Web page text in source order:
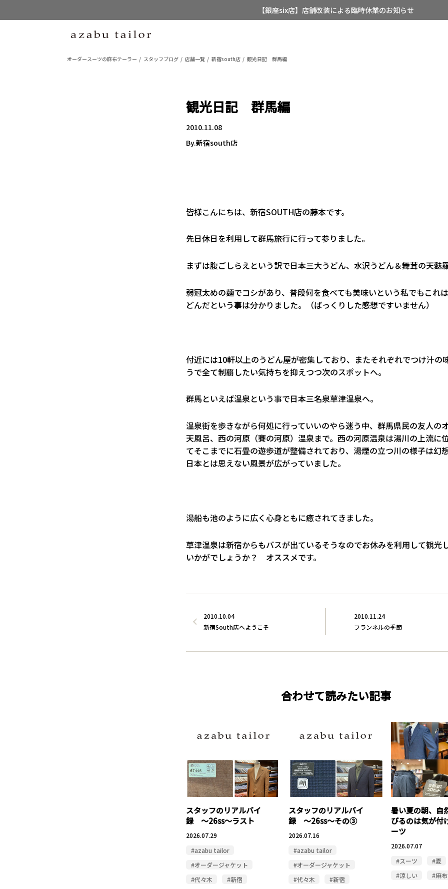
【銀座six店】店舗改装による臨時休業のお知らせ
オーダースーツの麻布テーラー スタッフブログ 店舗一覧 新宿south店 観光日記 群馬編
観光日記 群馬編
2010.11.08
By.新宿south店
皆様こんにちは、新宿SOUTH店の藤本です。
先日休日を利用して群馬旅行に行って参りました。
まずは腹ごしらえという訳で日本三大うどん、水沢うどん＆舞茸の天麩羅
弱冠太めの麺でコシがあり、普段何を食べても美味いという私でもこれ
どんだという事は分かりました。（ばっくりした感想ですいません）
付近には10軒以上のうどん屋が密集しており、またそれぞれでつけ汁の
うで全て制覇したい気持ちを抑えつつ次のスポットへ。
群馬といえば温泉という事で日本三名泉草津温泉へ。
温泉街を歩きながら何処に行っていいのやら迷う中、群馬県民の友人の
天風呂、西の河原（賽の河原）温泉まで。西の河原温泉は湯川の上流に
てそこまでに石畳の遊歩道が整備されており、湯煙の立つ川の様子は幻
日本とは思えない風景が広がっていました。
湯船も池のように広く心身ともに癒されてきました。
草津温泉は新宿からもバスが出ているそうなのでお休みを利用して観光
いかがでしょうか？ オススメです。
2010.11.24
フランネルの季節
2010.10.04
新宿South店へようこそ
合わせて読みたい記事
スタッフのリアルバイ
録 〜26ss〜ラスト
2026.07.29
#azabu tailor
#オーダージャケット
#代々木
#新宿
スタッフのリアルバイ
録 〜26ss〜その③
2026.07.16
#azabu tailor
#オーダージャケット
#代々木
#新宿
暑い夏の朝、自
びるのは気が付
ーツ
2026.07.07
#スーツ
#夏
#涼しい
#麻